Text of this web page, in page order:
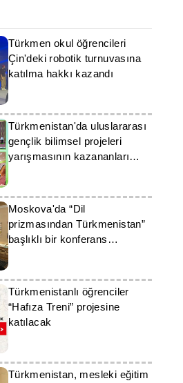
Türkmen okul öğrencileri
Çin'deki robotik turnuvasına
katılma hakkı kazandı
Türkmenistan'da uluslararası
gençlik bilimsel projeleri
yarışmasının kazananları
Moskova'da “Dil
prizmasından Türkmenistan”
başlıklı bir konferans
düzenlendi
Türkmenistanlı öğrenciler
“Hafıza Treni” projesine
katılacak
Türkmenistan, mesleki eğitim